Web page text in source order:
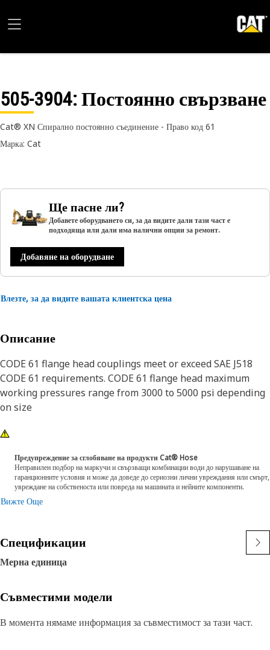
505-3904: Постоянно свързване
Cat® XN Спирално постоянно съединение - Право код 61
Марка: Cat
Ще пасне ли?
Добавете оборудването си, за да видите дали тази част е
подходяща или дали има налични опции за ремонт.
Добавяне на оборудване
Влезте, за да видите вашата клиентска цена
Описание
CODE 61 flange head couplings meet or exceed SAE J518
CODE 61 requirements. CODE 61 flange head maximum
working pressures range from 3000 to 5000 psi depending
on size
Предупреждение за сглобяване на продукти Cat® Hose
Неправилен подбор на маркучи и свързващи комбинации води до нарушаване на
гаранционните условия и може да доведе до сериозни лични увреждания или смърт,
увреждане на собственоста или повреда на машината и нейните компоненти.
Вижте Още
Спецификации
Мерна единица
Съвместими модели
В момента нямаме информация за съвместимост за тази част.